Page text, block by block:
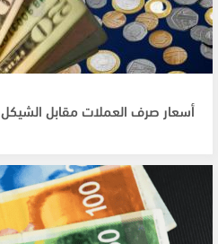
أسعار صرف العملات مقابل الشيكل